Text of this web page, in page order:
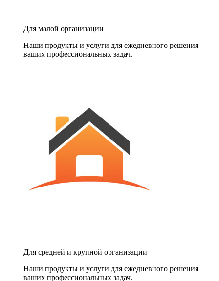
Для малой организации
Наши продукты и услуги для ежедневного решения
ваших профессиональных задач.
Для средней и крупной организации
Наши продукты и услуги для ежедневного решения
ваших профессиональных задач.